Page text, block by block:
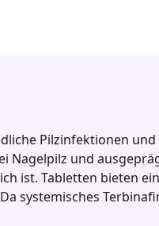
Pilzinfektionen
Nagelpilz und
ist. Tabletten bieten
systemisches